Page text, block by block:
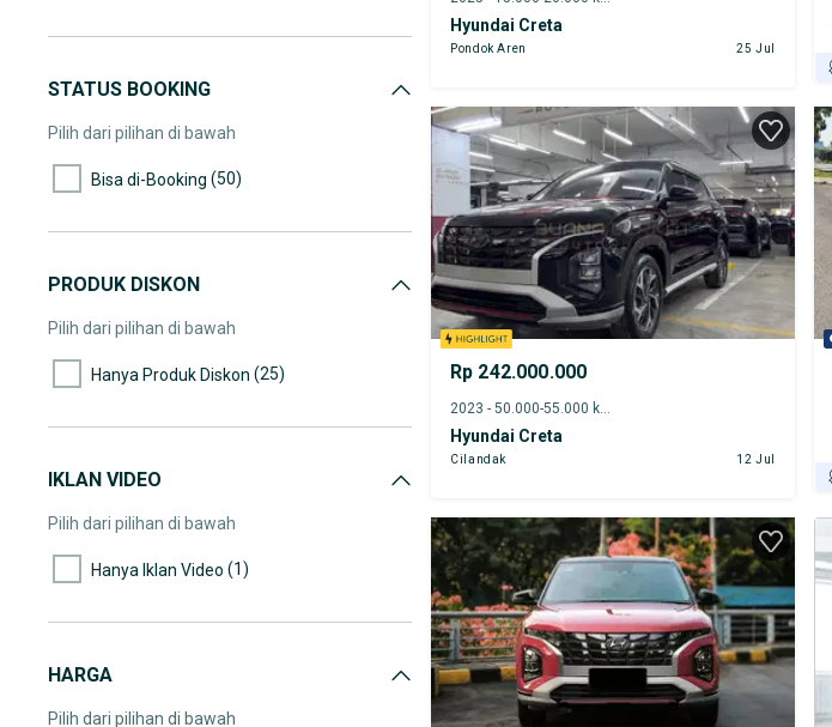
STATUS BOOKING
Pilih dari pilihan di bawah
Bisa di-Booking (50)
PRODUK DISKON
Pilih dari pilihan di bawah
Hanya Produk Diskon (25)
IKLAN VIDEO
Pilih dari pilihan di bawah
Hanya Iklan Video (1)
HARGA
Pilih dari pilihan di bawah
Hyundai Creta
Pondok Aren 25 Jul
Rp 242.000.000
Hyundai Creta
Cilandak 12 Jul